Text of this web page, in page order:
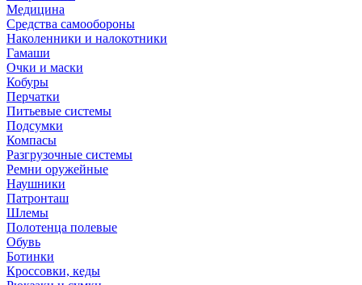
Медицина
Средства самообороны
Наколенники и налокотники
Гамаши
Очки и маски
Кобуры
Перчатки
Питьевые системы
Подсумки
Компасы
Разгрузочные системы
Ремни оружейные
Наушники
Патронташ
Шлемы
Полотенца полевые
Обувь
Ботинки
Кроссовки, кеды